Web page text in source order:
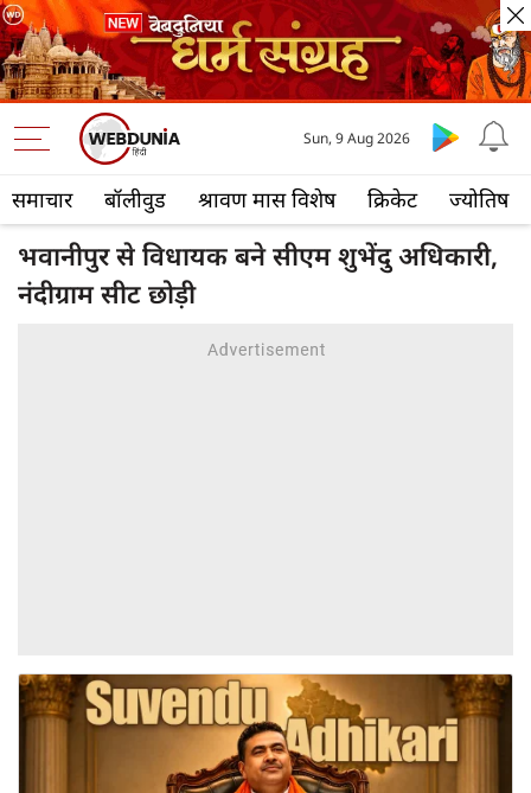
समाचार बॉलीवुड श्रावण मास विशेष क्रिकेट ज्योतिष
Sun, 9 Aug 2026
भवानीपुर से विधायक बने सीएम शुभेंदु अधिकारी,
नंदीग्राम सीट छोड़ी